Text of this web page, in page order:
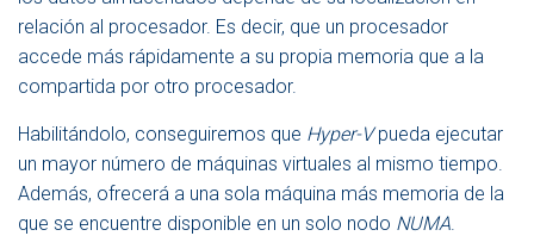
relación al procesador. Es decir, que un procesador
accede más rápidamente a su propia memoria que a la
compartida por otro procesador.
Habilitándolo, conseguiremos que Hyper-Vpueda ejecutar
un mayor número de máquinas virtuales al mismo tiempo.
Además, ofrecerá a una sola máquina más memoria de la
que se encuentre disponible en un solo nodo NUMA.